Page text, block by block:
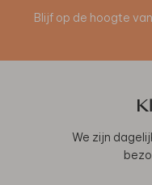
Blijf op de hoogte
We zijn